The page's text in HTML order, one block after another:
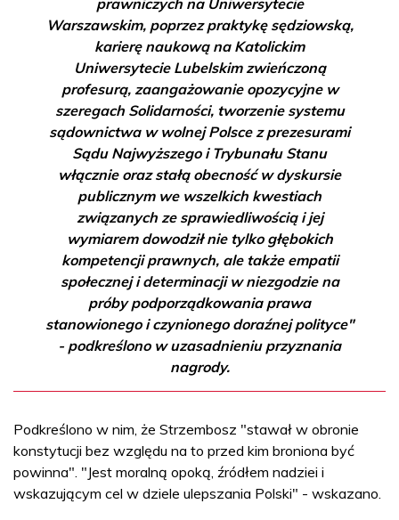
prawniczych na Uniwersytecie
Warszawskim, poprzez praktykę sędziowską,
karierę naukową na Katolickim
Uniwersytecie Lubelskim zwieńczoną
profesurą, zaangażowanie opozycyjne w
szeregach Solidarności, tworzenie systemu
sądownictwa w wolnej Polsce z prezesurami
Sądu Najwyższego i Trybunału Stanu
włącznie oraz stałą obecność w dyskursie
publicznym we wszelkich kwestiach
związanych ze sprawiedliwością i jej
wymiarem dowodził nie tylko głębokich
kompetencji prawnych, ale także empatii
społecznej i determinacji w niezgodzie na
próby podporządkowania prawa
stanowionego i czynionego doraźnej polityce"
- podkreślono w uzasadnieniu przyznania
nagrody.
Podkreślono w nim, że Strzembosz "stawał w obronie
konstytucji bez względu na to przed kim broniona być
powinna". "Jest moralną opoką, źródłem nadziei i
wskazującym cel w dziele ulepszania Polski" - wskazano.